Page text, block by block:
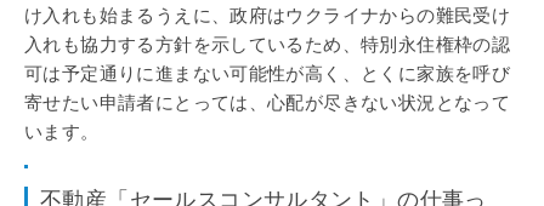
け入れも始まるうえに、政府はウクライナからの難民受け
入れも協力する方針を示しているため、特別永住権枠の認
可は予定通りに進まない可能性が高く、とくに家族を呼び
寄せたい申請者にとっては、心配が尽きない状況となって
います。
不動産「セールスコンサルタント」の仕事っ